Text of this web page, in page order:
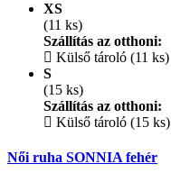
XS
(11 ks)
Szállítás az otthoni:
Külső tároló (11 ks)
S
(15 ks)
Szállítás az otthoni:
Külső tároló (15 ks)
Női ruha SONNIA fehér